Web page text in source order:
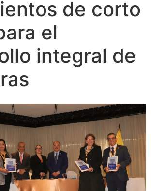
de corto
el
integral de